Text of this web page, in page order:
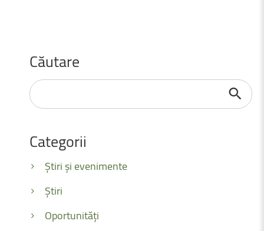
Căutare
Căutare
...
Categorii
Știri și evenimente
Știri
Oportunități